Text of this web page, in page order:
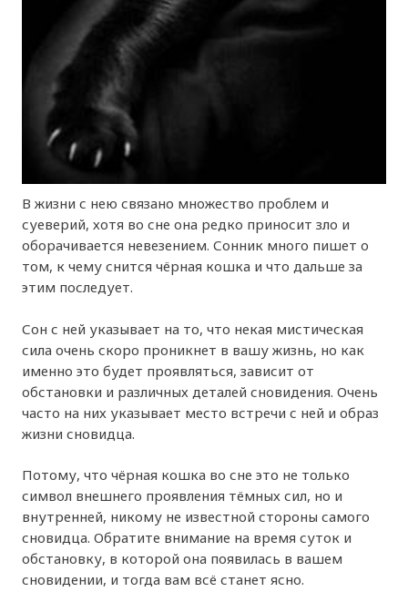
В жизни с нею связано множество проблем и
суеверий, хотя во сне она редко приносит зло и
оборачивается невезением. Сонник много пишет о
том, к чему снится чёрная кошка и что дальше за
этим последует.
Сон с ней указывает на то, что некая мистическая
сила очень скоро проникнет в вашу жизнь, но как
именно это будет проявляться, зависит от
обстановки и различных деталей сновидения. Очень
часто на них указывает место встречи с ней и образ
жизни сновидца.
Потому, что чёрная кошка во сне это не только
символ внешнего проявления тёмных сил, но и
внутренней, никому не известной стороны самого
сновидца. Обратите внимание на время суток и
обстановку, в которой она появилась в вашем
сновидении, и тогда вам всё станет ясно.